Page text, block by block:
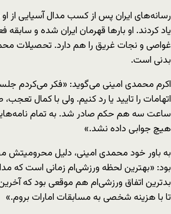
رسانه‌های ایران پس از کسب مدال آسیایی از او
یاد کردند. او بارها قهرمان ایران شده و سابقه
غواصی و نجات غریق را هم دارد. تحصیلات
بدنی است.
اکرم محمدی امینی می‌گوید: «فكر می‌كردم
اتهامات را تایید یا رد کنیم. ولی با كمال
ساعت سه هم حکم صادر شد. به تمام
هيچ جوابی داده نشد.»
به باور خود محمدی امینی، دلیل محرومیتش
بود: «بهترین لحظه ورزشی‌ام زمانی است که
بدترین اتفاق ورزشی‌ام هم موقعی بود که
تا با هزینه شخصی به مسابقات امارات بروم.»